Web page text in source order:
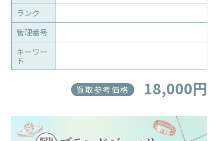
ランク
管理番号
キーワー
ド
買取参考価格 18,000円